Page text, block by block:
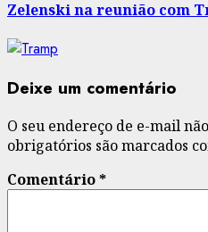
Zelenski na reunião com
Deixe um comentário
O seu endereço de e-mail
obrigatórios são marcados
Comentário*